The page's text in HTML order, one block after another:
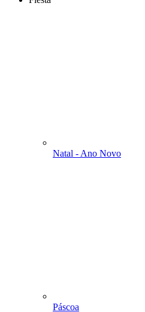
Natal - Ano Novo
Páscoa